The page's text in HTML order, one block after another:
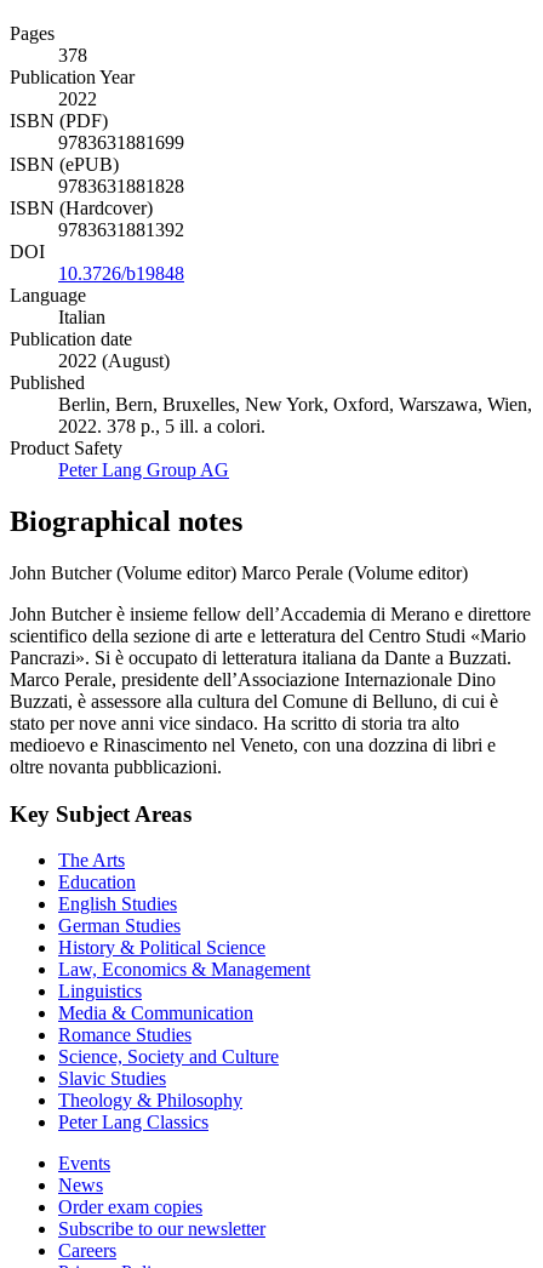
Pages
378
Publication Year
2022
ISBN (PDF)
9783631881699
ISBN (ePUB)
9783631881828
ISBN (Hardcover)
9783631881392
DOI
10.3726/b19848
Language
Italian
Publication date
2022 (August)
Published
Berlin, Bern, Bruxelles, New York, Oxford, Warszawa, Wien,
2022. 378 p., 5 ill. a colori.
Product Safety
Peter Lang Group AG
Biographical notes
John Butcher (Volume editor) Marco Perale (Volume editor)
John Butcher è insieme fellow dell’Accademia di Merano e direttore
scientifico della sezione di arte e letteratura del Centro Studi «Mario
Pancrazi». Si è occupato di letteratura italiana da Dante a Buzzati.
Marco Perale, presidente dell’Associazione Internazionale Dino
Buzzati, è assessore alla cultura del Comune di Belluno, di cui è
stato per nove anni vice sindaco. Ha scritto di storia tra alto
medioevo e Rinascimento nel Veneto, con una dozzina di libri e
oltre novanta pubblicazioni.
Key Subject Areas
The Arts
Education
English Studies
German Studies
History & Political Science
Law, Economics & Management
Linguistics
Media & Communication
Romance Studies
Science, Society and Culture
Slavic Studies
Theology & Philosophy
Peter Lang Classics
Events
News
Order exam copies
Subscribe to our newsletter
Careers